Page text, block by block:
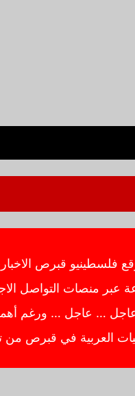
قبرص الاخباري
منصات التواصل
… عاجل … ورغم أهمية
العربية في قبرص